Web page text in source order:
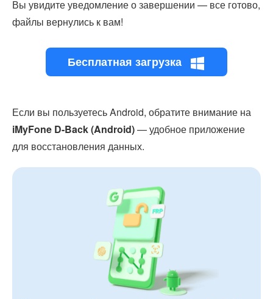
Вы увидите уведомление о завершении — все готово,
файлы вернулись к вам!
Бесплатная загрузка
Если вы пользуетесь Android, обратите внимание на
iMyFone D-Back (Android)— удобное приложение
для восстановления данных.